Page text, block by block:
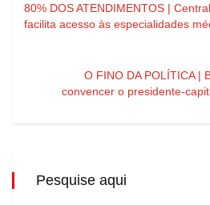
80% DOS ATENDIMENTOS |
facilita acesso às especialidades
O FINO DA POLÍTICA |
convencer o presidente-
Pesquise aqui